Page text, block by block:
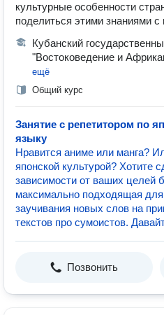
культурные особенности
поделиться этими знаниями с
Кубанский
"Востоковедение и
ещё
Общий курс
Занятие с репетитором по
языку
Нравится аниме или манга?
японской культурой? Хотите
зависимости от ваших целей
максимально подходящая
заучивания новых слов на
текстов про сумоистов.
Позвонить